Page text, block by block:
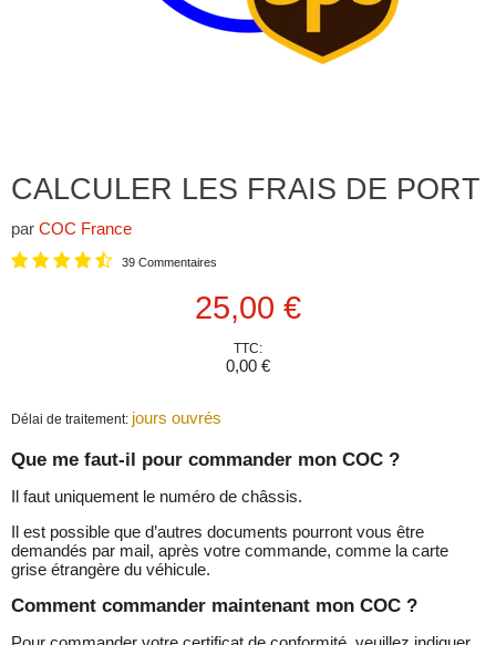
CALCULER LES FRAIS DE PORT
par COC France
39 Commentaires
Prix actuel
25,00 €
TTC:
0,00 €
Délai de traitement: jours ouvrés
Que me faut-il pour commander mon COC ?
Il faut uniquement le numéro de châssis.
Il est possible que d’autres documents pourront vous être
demandés par mail, après votre commande, comme la carte
grise étrangère du véhicule.
Comment commander maintenant mon COC ?